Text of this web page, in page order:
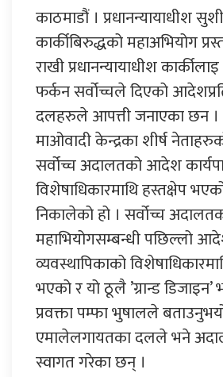
काठमाडौं । प्रधानन्यायाधीश
कार्कीबिरुद्धको महाअभियोग
राखी प्रधानन्यायाधीश
फर्कन सर्वोच्चले दिएको
दलहरुले आपत्ती जनाएका छन ।
माओवादी केन्द्रका शीर्ष
सर्वोच्च अदालतको आदेश
विशेषाधिकारमाथि हस्तक्षेप
निकालेको हो । सर्वोच्च
महाभियोगसम्बन्धी पछिल्लो
व्यवस्थापिकाको
भएको र यो ठूलै ’ग्रान्ड
प्रवक्ता पम्फा भुषालले
एमालेलगायतका दलले भने
स्वागत गरेका छन् ।